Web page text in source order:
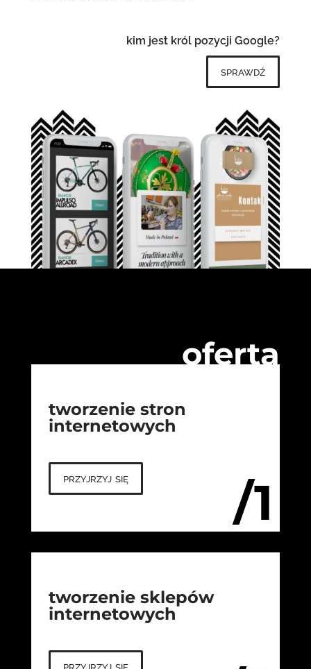
kim jest król pozycji Google?
sprawdź
oferta
/1
tworzenie stron
internetowych
przyjrzyj się
tworzenie sklepów
internetowych
przyjrzyj się